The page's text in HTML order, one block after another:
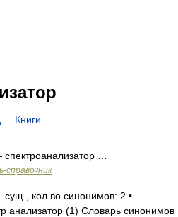
Книги
…
справочник
кол во синонимов: 2 •
анализатор (1) Словарь синонимов